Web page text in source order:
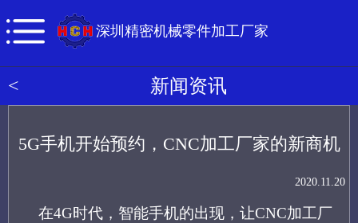
深圳精密机械零件加工厂家
< 新闻资讯
5G手机开始预约，CNC加工厂家的新商机
2020.11.20
在4G时代，智能手机的出现，让CNC加工厂